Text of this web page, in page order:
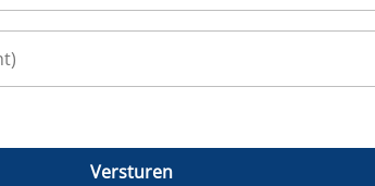
Versturen